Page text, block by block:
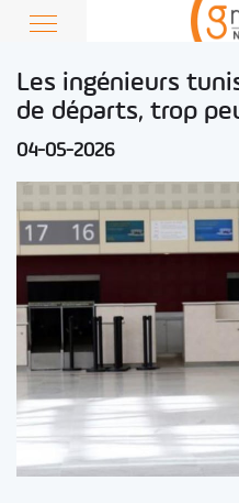
Les ingénieurs
de départs, trop
04-05-2026